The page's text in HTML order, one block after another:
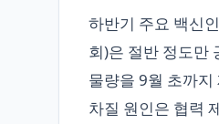
하반기 주요 백신
회)은 절반 정도만
물량을 9월 초까
차질 원인은 협력